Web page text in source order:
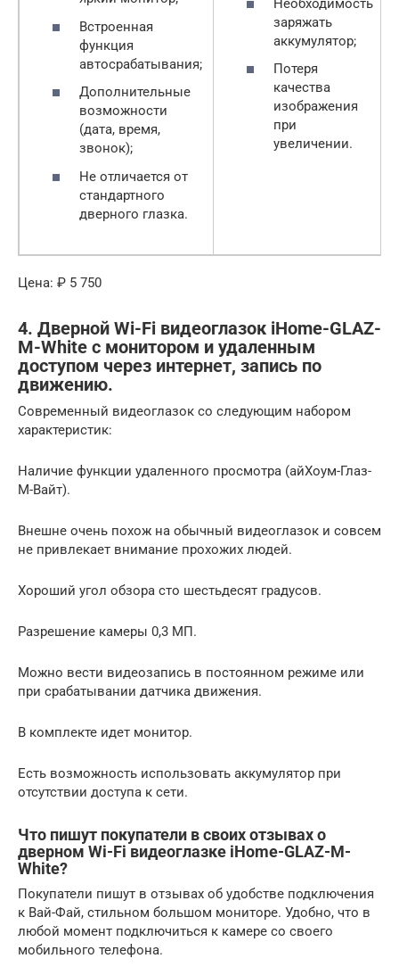
Встроенная
функция
автосрабатывания;
Дополнительные
возможности
(дата, время,
звонок);
Не отличается от
стандартного
дверного глазка.
Необходимость
заряжать
аккумулятор;
Потеря
качества
изображения
при
увеличении.
Цена: ₽ 5 750
4. Дверной Wi-Fi видеоглазок iHome-GLAZ-
М-White с монитором и удаленным
доступом через интернет, запись по
движению.
Современный видеоглазок со следующим набором
характеристик:
Наличие функции удаленного просмотра (айХоум-Глаз-
М-Вайт).
Внешне очень похож на обычный видеоглазок и совсем
не привлекает внимание прохожих людей.
Хороший угол обзора сто шестьдесят градусов.
Разрешение камеры 0,3 МП.
Можно вести видеозапись в постоянном режиме или
при срабатывании датчика движения.
В комплекте идет монитор.
Есть возможность использовать аккумулятор при
отсутствии доступа к сети.
Что пишут покупатели в своих отзывах о
дверном Wi-Fi видеоглазке iHome-GLAZ-М-
White?
Покупатели пишут в отзывах об удобстве подключения
к Вай-Фай, стильном большом мониторе. Удобно, что в
любой момент подключиться к камере со своего
мобильного телефона.